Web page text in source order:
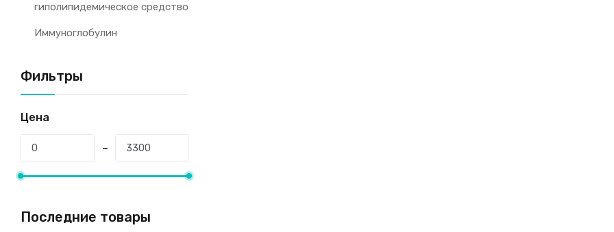
гиполипидемическое средство
Иммуноглобулин
Фильтры
Цена
Последние товары